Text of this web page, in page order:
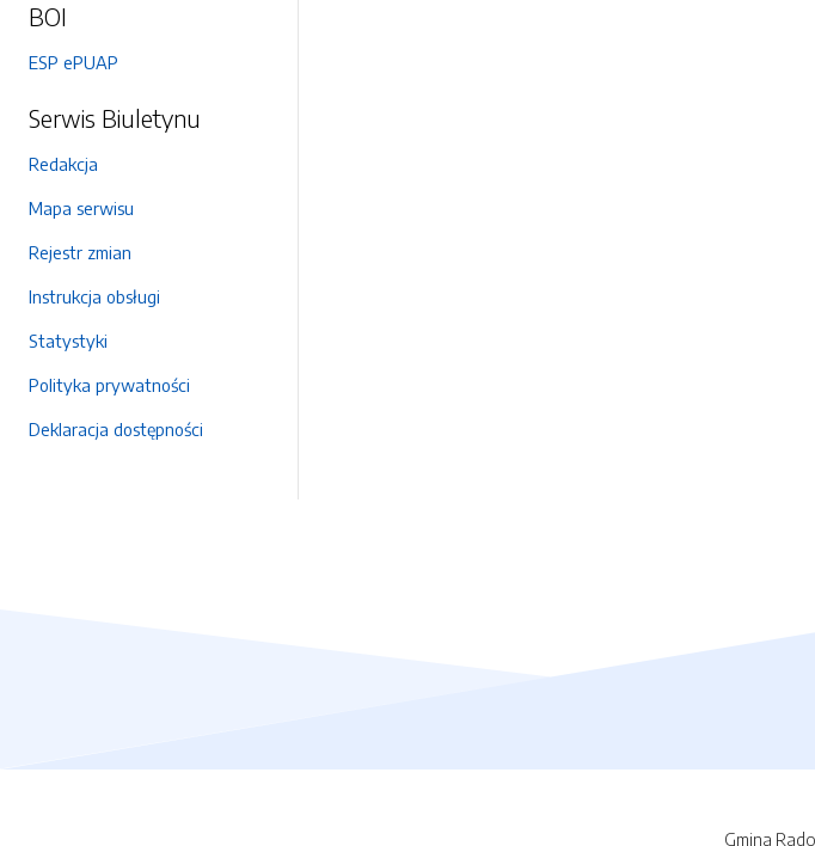
BOI
ESP ePUAP
Serwis Biuletynu
Redakcja
Mapa serwisu
Rejestr zmian
Instrukcja obsługi
Statystyki
Polityka prywatności
Deklaracja dostępności
Gmina